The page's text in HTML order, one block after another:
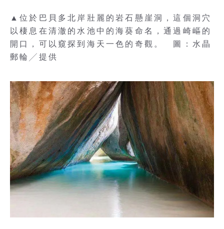
▲位於巴貝多北岸壯麗的岩石懸崖洞，這個洞穴
以棲息在清澈的水池中的海葵命名，通過崎嶇的
開口，可以窺探到海天一色的奇觀。 圖：水晶
郵輪╱提供